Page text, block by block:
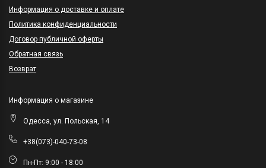
Информация о доставке и оплате
Политика конфиденциальности
Договор публичной оферты
Обратная связь
Возврат
Информация о магазине
Одесса, ул. Польская, 14
+38(073)-040-73-08
Пн-Пт: 9:00 - 18:00